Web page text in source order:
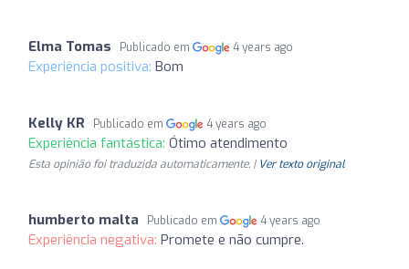
Elma Tomas Publicado em 4 years ago
Experiência positiva: Bom
Kelly KR Publicado em 4 years ago
Experiência fantástica: Ótimo atendimento
Esta opinião foi traduzida automaticamente. | Ver texto original
humberto malta Publicado em 4 years ago
Experiência negativa: Promete e não cumpre.